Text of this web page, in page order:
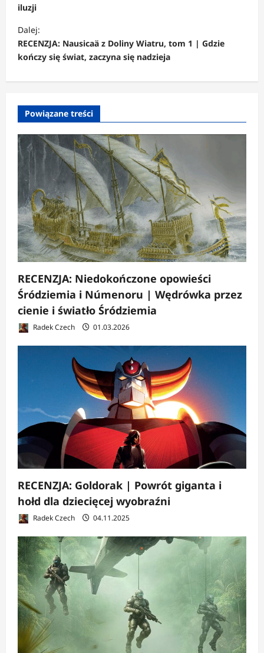
b
a
c
z
w
i
s
y
iluzji
Dalej:
RECENZJA: Nausicaä z Doliny Wiatru, tom 1 | Gdzie
kończy się świat, zaczyna się nadzieja
Powiązane treści
RECENZJA: Niedokończone opowieści
Śródziemia i Númenoru | Wędrówka przez
cienie i światło Śródziemia
Radek Czech 01.03.2026
RECENZJA: Goldorak | Powrót giganta i
hołd dla dziecięcej wyobraźni
Radek Czech 04.11.2025